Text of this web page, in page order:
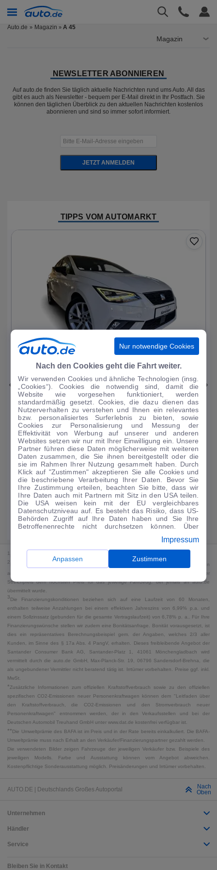
Auto.de Magazin » A 45
Magazin
NEWSLETTER ABONNIEREN
Auf auto.de finden Sie täglich aktuelle Nachrichten rund ums Auto. All das
gibt es auch als Newsletter - bequem per E-Mail direkt in Ihr Postfach. Sie
können den täglichen Überblick zu den aktuellen Nachrichten kostenlos
abonnieren und sind so immer sofort informiert.
JETZT ANMELDEN
TIPPS VOM AUTOMARKT
|25
Seat Ibiza
FR 1.0 TSI 7-Gang DSG Virtual Cockpit Sitz
34.166 km· 11/2023·· Benzin·Automatik
Finanzierung Kaufen
173€/mtl.
Guter Preis4
0 € Anzahlung ·48 Monate ·Finanzierungs-Details
Angebot anfragen Rate anpassen
Kraftstoffverbrauch komb. 5,8 l/100 km · CO₂-Emissionen komb. 132 g/km
· CO₂-Klasse D · WLTP*
1
2 Bei dem Streichpreis handelt es sich für Neufahrzeuge und junge Gebrauchte um den
an auto.de übermittelten Listenpreis. Für alle anderen Fahrzeuge entspricht der
Streichpreis dem höchsten Preis für das jeweilige Fahrzeug, der jemals an auto.de
übermittelt wurde.
3Die Finanzierungskonditionen beziehen sich auf eine Laufzeit von 60 Monaten,
enthalten teilweise Anzahlungen bei einem effektiven Jahreszins von 6,99% p.a. und
einem Sollzinssatz (gebunden für die gesamte Vertragslaufzeit) von 6,78% p. a.. Für Ihre
Finanzierungswünsche stellen wir zudem eine Bonitätsanfrage. Bonität vorausgesetzt, ist
dies ein repräsentatives Berechnungsbeispiel gem. der Angaben, welches 2/3 aller
Kunden, im Sinne des § 17a Abs. 4 PangV, erhalten. Dieses freibleibende Angebot der
Santander Consumer Bank AG, Santander-Platz 1, 41061 Mönchengladbach wird
vermittelt durch die auto.de GmbH, Max-Planck-Str. 19, 06796 Sandersdorf-Brehna, die
als ungebundener Vermittler nicht beratend tätig ist. Irrtümer vorbehalten. Preise ggf. inkl.
MwSt.
*Zusätzliche Informationen zum offiziellen Kraftstoffverbrauch sowie zu den offiziellen
spezifischen CO2-Emissionen neuer Personenkraftwagen können dem "Leitfaden über
den Kraftstoffverbrauch, die CO2-Emissionen und den Stromverbrauch neuer
Personenkraftwagen" entnommen werden, der in den Verkaufsstellen und bei der
Deutschen Automobil Treuhand GmbH unter www.dat.de kostenfrei verfügbar ist.
**Die Umweltprämie des BAFA ist im Preis und in der Rate bereits einkalkuliert. Die BAFA-
Umweltprämie muss nach Erhalt an den Verkäufer/Finanzierungspartner gezahlt werden.
Die verwendeten Bilder zeigen Fahrzeuge der jeweiligen Verkäufer bzw. Beispiele des
jeweiligen Modells. Farbe und Ausstattung können vom Angebot abweichen.
Kostenpflichtige Sonderausstattung möglich. Preisänderungen und Irrtümer vorbehalten.
AUTO.DE | Deutschlands Großes Autoportal
Nach
Oben
Unternehmen
Händler
Service
Bleiben Sie in Kontakt
Nur notwendige Cookies
Nach den Cookies geht die Fahrt weiter.
Wir verwenden Cookies und ähnliche Technologien (insg.
„Cookies“). Cookies die notwendig sind, damit die
Website wie vorgesehen funktioniert, werden
standardmäßig gesetzt. Cookies, die dazu dienen das
Nutzerverhalten zu verstehen und Ihnen ein relevantes
bzw. personalisiertes Surferlebnis zu bieten, sowie
Cookies zur Personalisierung und Messung der
Effektivität von Werbung auf unserer und anderen
Websites setzen wir nur mit Ihrer Einwilligung ein. Unsere
Partner führen diese Daten möglicherweise mit weiteren
Daten zusammen, die Sie ihnen bereitgestellt oder die
sie im Rahmen Ihrer Nutzung gesammelt haben. Durch
Klick auf "Zustimmen" akzeptieren Sie alle Cookies und
die beschriebene Verarbeitung Ihrer Daten. Bevor Sie
Ihre Zustimmung erteilen, beachten Sie bitte, dass wir
Ihre Daten auch mit Partnern mit Sitz in den USA teilen.
Die USA weisen kein mit der EU vergleichbares
Datenschutzniveau auf. Es besteht das Risiko, dass US-
Behörden Zugriff auf Ihre Daten haben und Sie Ihre
Betroffenenrechte nicht durchsetzen können. Über
anpassen. Dies ist auch später jederzeit im Bereich
Cookie-Richtliniemöglich. Weitere Informationen finden
Sie in unsererDatenschutzerklärung .
Impressum
Anpassen Zustimmen